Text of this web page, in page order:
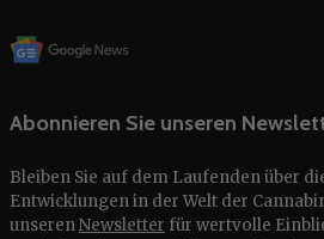
Abonnieren Sie unseren
Bleiben Sie auf dem Laufenden über
Entwicklungen in der Welt der
unserenNewsletter für wertvolle